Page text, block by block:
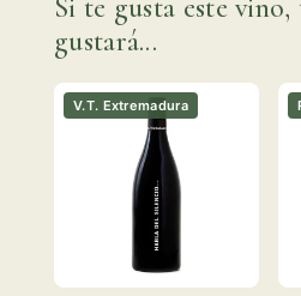
Si te gusta este
gustará...
V.T. Extremadura